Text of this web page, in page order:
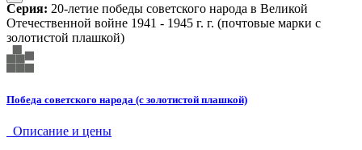
Серия: 20-летие победы советского народа в Великой
Отечественной войне 1941 - 1945 г. г. (почтовые марки с
золотистой плашкой)
Победа советского народа (с золотистой плашкой)
Описание и цены